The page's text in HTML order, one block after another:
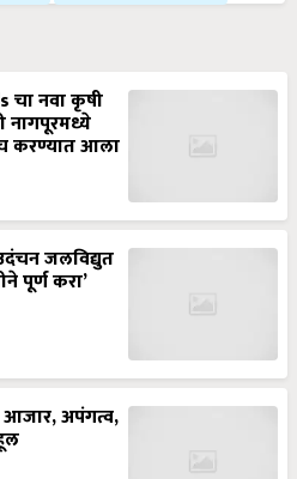
नवा कृषी
नागपूरमध्ये
करण्यात आला
जलविद्युत
पूर्ण करा’
अपंगत्व,